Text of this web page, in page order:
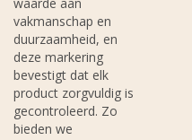
vakmanschap en
duurzaamheid, en
deze markering
bevestigt dat elk
product zorgvuldig is
gecontroleerd. Zo
bieden we